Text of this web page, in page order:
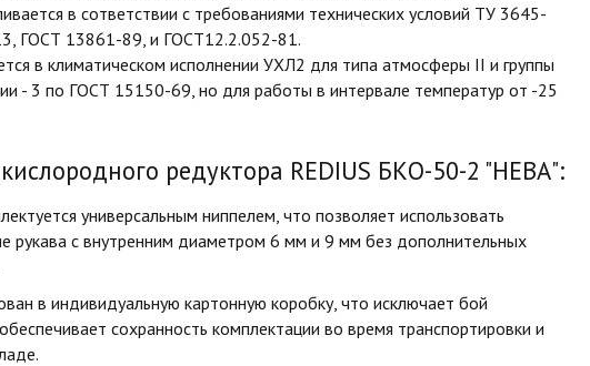
в сответствии с требованиями технических условий ТУ 3645-
ГОСТ 13861-89, и ГОСТ12.2.052-81.
в климатическом исполнении УХЛ2 для типа атмосферы II и группы
- 3 по ГОСТ 15150-69, но для работы в интервале температур от -25
редуктора REDIUS БКО-50-2 "НЕВА":
универсальным ниппелем, что позволяет использовать
рукава с внутренним диаметром 6 мм и 9 мм без дополнительных
в индивидуальную картонную коробку, что исключает бой
сохранность комплектации во время транспортировки и